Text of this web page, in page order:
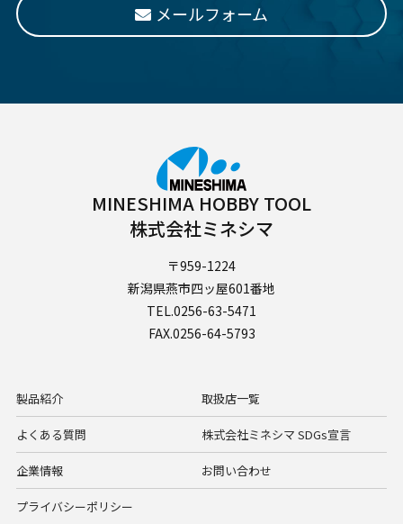
メールフォーム
MINESHIMA HOBBY TOOL
株式会社ミネシマ
〒959-1224
新潟県燕市四ッ屋601番地
TEL.0256-63-5471
FAX.0256-64-5793
製品紹介 取扱店一覧
よくある質問 株式会社ミネシマ SDGs宣言
企業情報 お問い合わせ
プライバシーポリシー